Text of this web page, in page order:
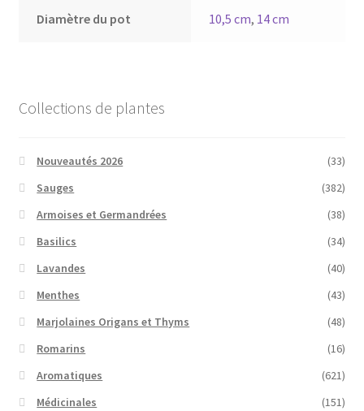
Diamètre du pot 10,5 cm, 14 cm
Collections de plantes
Nouveautés 2026
(33)
Sauges
(382)
Armoises et Germandrées
(38)
Basilics
(34)
Lavandes
(40)
Menthes
(43)
Marjolaines Origans et Thyms
(48)
Romarins
(16)
Aromatiques
(621)
Médicinales
(151)